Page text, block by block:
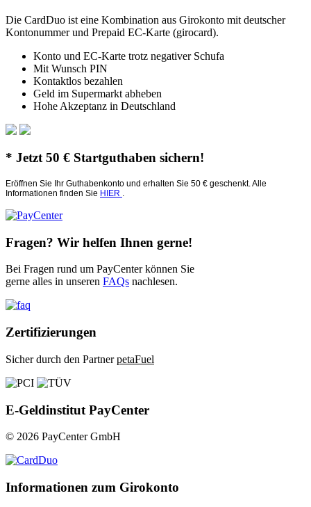
Die CardDuo ist eine Kombination aus Girokonto mit deutscher
Kontonummer und Prepaid EC-Karte (girocard).
Konto und EC-Karte trotz negativer Schufa
Mit Wunsch PIN
Kontaktlos bezahlen
Geld im Supermarkt abheben
Hohe Akzeptanz in Deutschland
* Jetzt 50 € Startguthaben sichern!
Eröffnen Sie Ihr Guthabenkonto und erhalten Sie 50 € geschenkt. Alle
Informationen finden Sie HIER .
Fragen? Wir helfen Ihnen gerne!
Bei Fragen rund um PayCenter können Sie
gerne alles in unseren FAQs nachlesen.
Zertifizierungen
Sicher durch den PartnerpetaFuel
E-Geldinstitut PayCenter
© 2026 PayCenter GmbH
Informationen zum Girokonto